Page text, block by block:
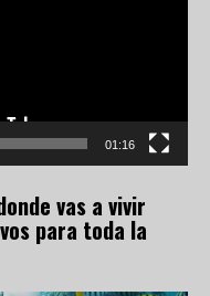
01:16
vas a vivir
para toda la